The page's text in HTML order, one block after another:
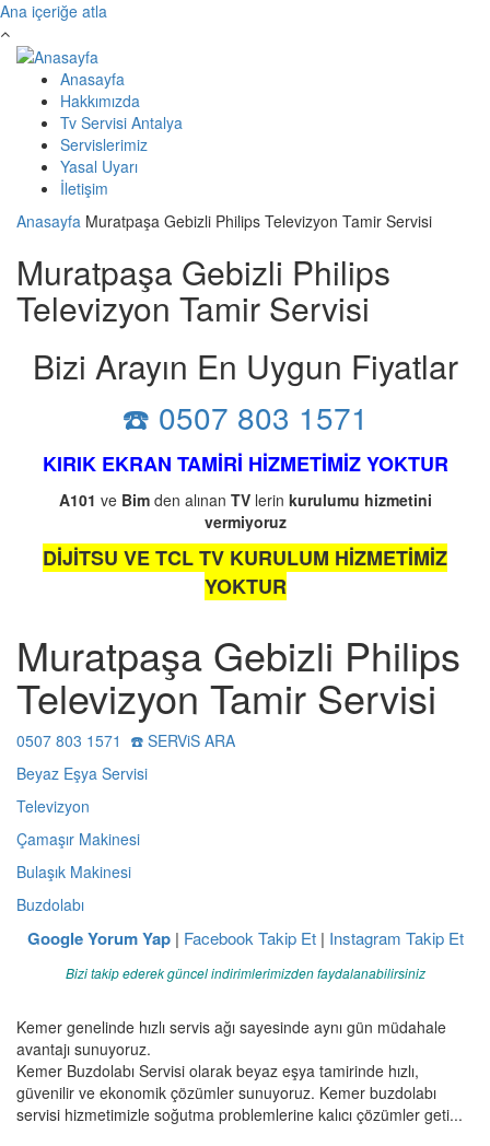
Ana içeriğe atla
Anasayfa
Hakkımızda
Tv Servisi Antalya
Servislerimiz
Yasal Uyarı
İletişim
Anasayfa Muratpaşa Gebizli Philips Televizyon Tamir Servisi
Muratpaşa Gebizli Philips
Televizyon Tamir Servisi
Bizi Arayın En Uygun Fiyatlar
☎️ 0507 803 1571
KIRIK EKRAN TAMİRİ HİZMETİMİZ YOKTUR
A101 ve Bimden alınan TVlerin kurulumu hizmetini
vermiyoruz
DİJİTSU VE TCL TV KURULUM HİZMETİMİZ
YOKTUR
Muratpaşa Gebizli Philips
Televizyon Tamir Servisi
0507 803 1571 ☎️ SERViS ARA
Beyaz Eşya Servisi
Televizyon
Çamaşır Makinesi
Bulaşık Makinesi
Buzdolabı
Google Yorum Yap| Facebook Takip Et| Instagram Takip Et
Bizi takip ederek güncel indirimlerimizden faydalanabilirsiniz
Kemer genelinde hızlı servis ağı sayesinde aynı gün müdahale
avantajı sunuyoruz.
Kemer Buzdolabı Servisi olarak beyaz eşya tamirinde hızlı,
güvenilir ve ekonomik çözümler sunuyoruz. Kemer buzdolabı
servisi hizmetimizle soğutma problemlerine kalıcı çözümler geti...